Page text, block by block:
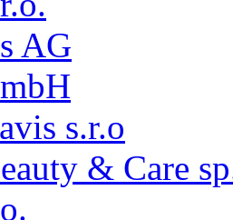
AG
s.r.o
& Care